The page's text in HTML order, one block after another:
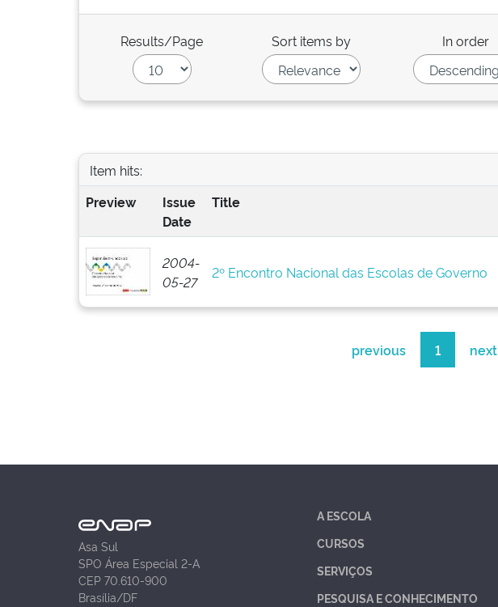
Results/Page Sort items by In order
Item hits:
Preview
Issue
Date
Title
2004-
05-27
2º Encontro Nacional das Escolas de Governo
previous 1 next
Asa Sul
SPO Área Especial 2-A
CEP 70.610-900
Brasília/DF
A ESCOLA
CURSOS
SERVIÇOS
PESQUISA E CONHECIMENTO